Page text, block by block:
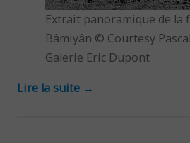
Extrait panoramique de la
Bâmiyân © Courtesy
Galerie Eric Dupont
Lire la suite →